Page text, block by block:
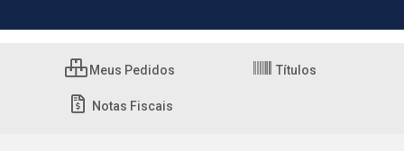
Meus Pedidos Títulos
Notas Fiscais